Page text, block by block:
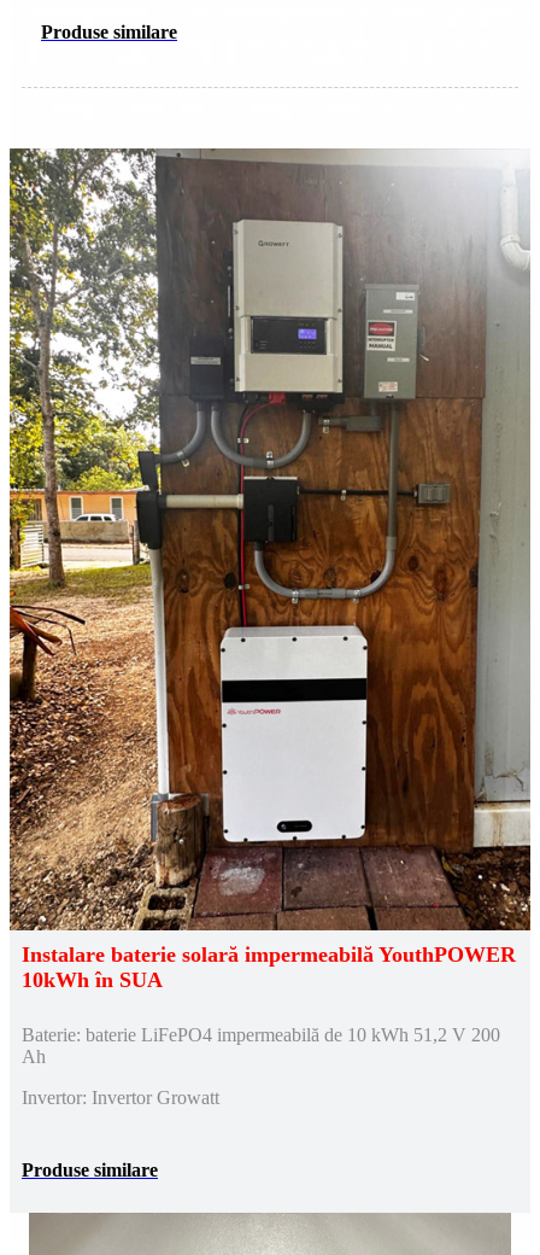
Produse similare
Instalare baterie solară impermeabilă YouthPOWER
10kWh în SUA
Baterie: baterie LiFePO4 impermeabilă de 10 kWh 51,2 V 200
Ah
Invertor: Invertor Growatt
Produse similare